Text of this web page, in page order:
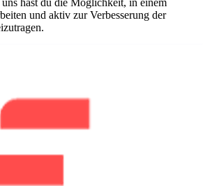
und aktiv zur Verbesserung der